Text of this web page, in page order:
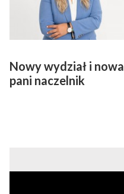
Nowy wydział i nowa
pani naczelnik